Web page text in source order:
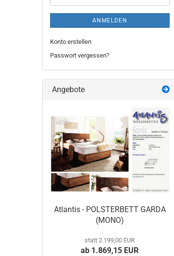
ANMELDEN
Konto erstellen
Passwort vergessen?
Angebote
Atlantis - POLSTERBETT GARDA
(MONO)
statt 2.199,00 EUR
ab 1.869,15 EUR